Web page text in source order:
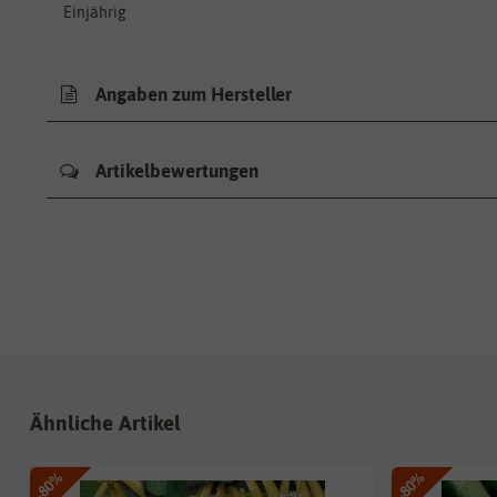
Einjährig
Angaben zum Hersteller
Artikelbewertungen
Ähnliche Artikel
-80% -80%